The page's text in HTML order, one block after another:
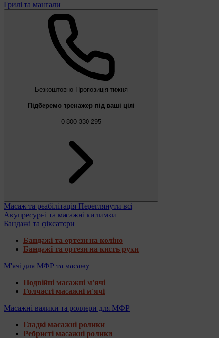
Грилі та мангали
Безкоштовно Пропозиція тижня
Підберемо тренажер під ваші цілі
0 800 330 295
Масаж та реабілітація Переглянути всі
Акупресурні та масажні килимки
Бандажі та фіксатори
Бандажі та ортези на коліно
Бандажі та ортези на кисть руки
М'ячі для МФР та масажу
Подвійні масажні м'ячі
Голчасті масажні м'ячі
Масажні валики та роллери для МФР
Гладкі масажні ролики
Ребристі масажні ролики